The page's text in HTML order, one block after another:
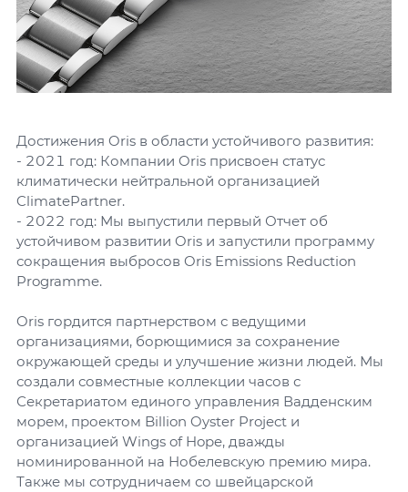
Достижения Oris в области устойчивого развития:
- 2021 год: Компании Oris присвоен статус
климатически нейтральной организацией
ClimatePartner.
- 2022 год: Мы выпустили первый Отчет об
устойчивом развитии Oris и запустили программу
сокращения выбросов Oris Emissions Reduction
Programme.
Oris гордится партнерством с ведущими
организациями, борющимися за сохранение
окружающей среды и улучшение жизни людей. Мы
создали совместные коллекции часов с
Секретариатом единого управления Вадденским
морем, проектом Billion Oyster Project и
организацией Wings of Hope, дважды
номинированной на Нобелевскую премию мира.
Также мы сотрудничаем со швейцарской